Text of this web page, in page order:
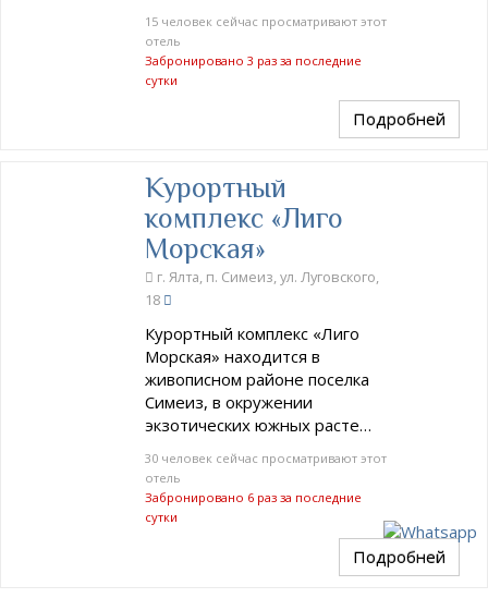
15 человек сейчас просматривают этот
отель
Забронировано 3 раз за последние
сутки
Подробней
Курортный
комплекс «Лиго
Морская»
г. Ялта, п. Симеиз, ул. Луговского,
18
Курортный комплекс «Лиго
Морская» находится в
живописном районе поселка
Симеиз, в окружении
экзотических южных расте…
30 человек сейчас просматривают этот
отель
Забронировано 6 раз за последние
сутки
Подробней